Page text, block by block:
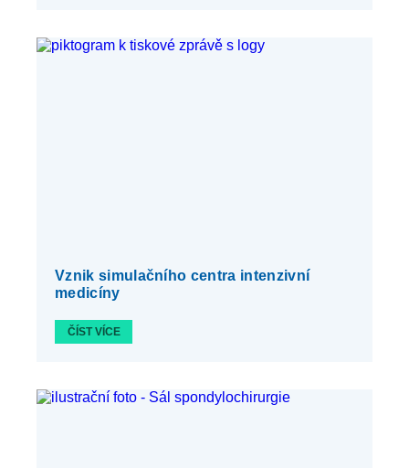
Vznik simulačního centra intenzivní
medicíny
ČÍST VÍCE